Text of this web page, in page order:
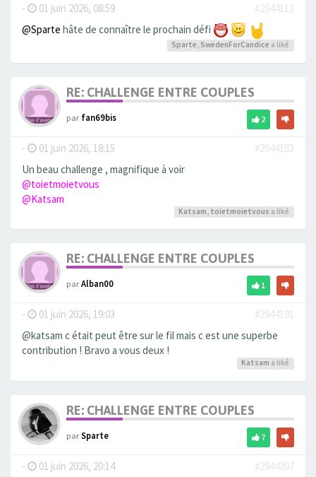
- 01 juin 2026, 08:59
#2944113
@Sparte hâte de connaître le prochain défi
Sparte, SwedenForCandice a liké
RE: CHALLENGE ENTRE COUPLES
parfan69bis 2
- 01 juin 2026, 18:15
#2944183
Un beau challenge , magnifique à voir
@toietmoietvous
@Katsam
Katsam toietmoietvous a liké
RE: CHALLENGE ENTRE COUPLES
parAlban00 1
- 01 juin 2026, 19:03
#2944191
@katsam c était peut être sur le fil mais c est une superbe
contribution ! Bravo a vous deux !
Katsam a liké
RE: CHALLENGE ENTRE COUPLES
parSparte 7
- 01 juin 2026, 20:14 #2944207